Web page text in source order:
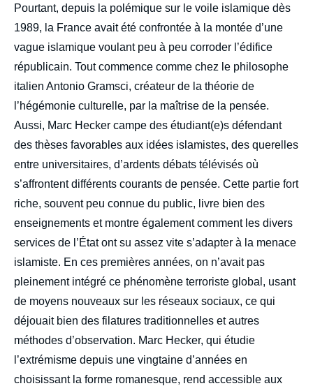
Pourtant, depuis la polémique sur le voile islamique dès
1989, la France avait été confrontée à la montée d’une
vague islamique voulant peu à peu corroder l’édifice
républicain. Tout commence comme chez le philosophe
italien Antonio Gramsci, créateur de la théorie de
l’hégémonie culturelle, par la maîtrise de la pensée.
Aussi, Marc Hecker campe des étudiant(e)s défendant
des thèses favorables aux idées islamistes, des querelles
entre universitaires, d’ardents débats télévisés où
s’affrontent différents courants de pensée. Cette partie fort
riche, souvent peu connue du public, livre bien des
enseignements et montre également comment les divers
services de l’État ont su assez vite s’adapter à la menace
islamiste. En ces premières années, on n’avait pas
pleinement intégré ce phénomène terroriste global, usant
de moyens nouveaux sur les réseaux sociaux, ce qui
déjouait bien des filatures traditionnelles et autres
méthodes d’observation. Marc Hecker, qui étudie
l’extrémisme depuis une vingtaine d’années en
choisissant la forme romanesque, rend accessible aux